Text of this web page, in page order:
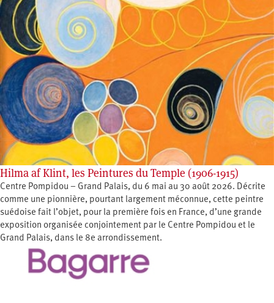
Hilma af Klint, les Peintures du Temple (1906-1915)
Centre Pompidou – Grand Palais, du 6 mai au 30 août 2026. Décrite
comme une pionnière, pourtant largement méconnue, cette peintre
suédoise fait l’objet, pour la première fois en France, d’une grande
exposition organisée conjointement par le Centre Pompidou et le
Grand Palais, dans le 8e arrondissement.